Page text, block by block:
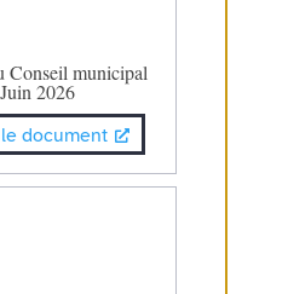
Conseil municipal
2026
document